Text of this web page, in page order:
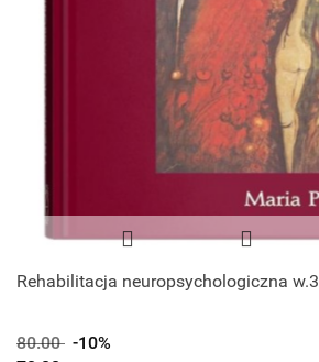
Rehabilitacja neuropsychologiczna w.3
80.00 -10%